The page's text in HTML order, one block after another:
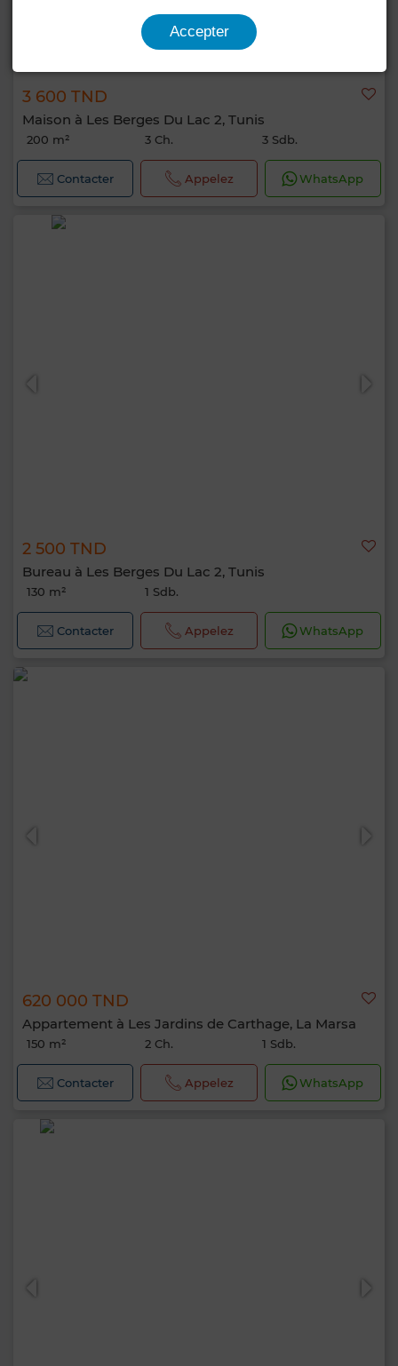
3 600 TND
Maison à Les Berges Du Lac 2, Tunis
200 m² 3 Ch. 3 Sdb.
Contacter Appelez WhatsApp
2 500 TND
Bureau à Les Berges Du Lac 2, Tunis
130 m² 1 Sdb.
Contacter Appelez WhatsApp
620 000 TND
Appartement à Les Jardins de Carthage, La Marsa
150 m² 2 Ch. 1 Sdb.
Contacter Appelez WhatsApp
Accepter